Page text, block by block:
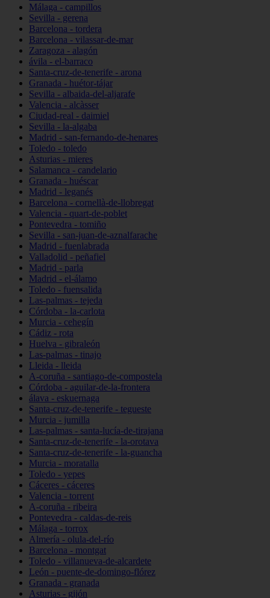
Málaga - campillos
Sevilla - gerena
Barcelona - tordera
Barcelona - vilassar-de-mar
Zaragoza - alagón
ávila - el-barraco
Santa-cruz-de-tenerife - arona
Granada - huétor-tájar
Sevilla - albaida-del-aljarafe
Valencia - alcàsser
Ciudad-real - daimiel
Sevilla - la-algaba
Madrid - san-fernando-de-henares
Toledo - toledo
Asturias - mieres
Salamanca - candelario
Granada - huéscar
Madrid - leganés
Barcelona - cornellà-de-llobregat
Valencia - quart-de-poblet
Pontevedra - tomiño
Sevilla - san-juan-de-aznalfarache
Madrid - fuenlabrada
Valladolid - peñafiel
Madrid - parla
Madrid - el-álamo
Toledo - fuensalida
Las-palmas - tejeda
Córdoba - la-carlota
Murcia - cehegín
Cádiz - rota
Huelva - gibraleón
Las-palmas - tinajo
Lleida - lleida
A-coruña - santiago-de-compostela
Córdoba - aguilar-de-la-frontera
álava - eskuernaga
Santa-cruz-de-tenerife - tegueste
Murcia - jumilla
Las-palmas - santa-lucía-de-tirajana
Santa-cruz-de-tenerife - la-orotava
Santa-cruz-de-tenerife - la-guancha
Murcia - moratalla
Toledo - yepes
Cáceres - cáceres
Valencia - torrent
A-coruña - ribeira
Pontevedra - caldas-de-reis
Málaga - torrox
Almería - olula-del-río
Barcelona - montgat
Toledo - villanueva-de-alcardete
León - puente-de-domingo-flórez
Granada - granada
Asturias - gijón